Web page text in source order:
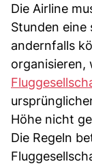
Die Airline
Stunden eine
andernfalls
organisieren,
Höhe nicht
Die Regeln